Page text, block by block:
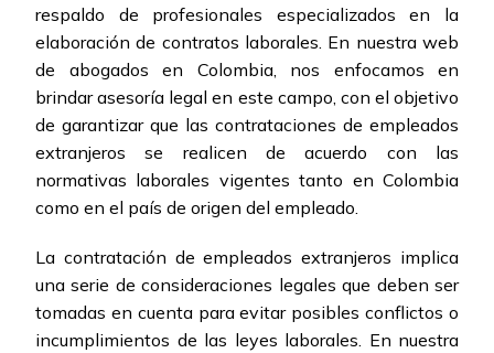
respaldo de profesionales especializados en la
elaboración de contratos laborales. En nuestra web
de abogados en Colombia, nos enfocamos en
brindar asesoría legal en este campo, con el objetivo
de garantizar que las contrataciones de empleados
extranjeros se realicen de acuerdo con las
normativas laborales vigentes tanto en Colombia
como en el país de origen del empleado.
La contratación de empleados extranjeros implica
una serie de consideraciones legales que deben ser
tomadas en cuenta para evitar posibles conflictos o
incumplimientos de las leyes laborales. En nuestra